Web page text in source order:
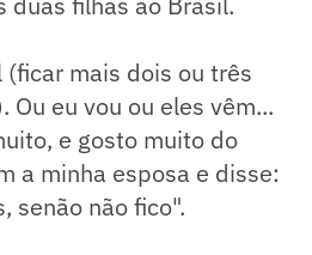
mais dois ou três
Ou eu vou ou eles vêm...
e gosto muito do
a minha esposa e disse:
senão não fico".